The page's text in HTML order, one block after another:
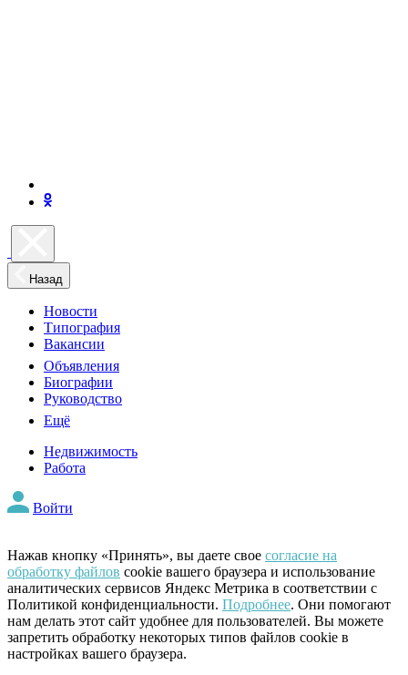
Назад
Новости
Типография
Вакансии
Объявления
Биографии
Руководство
Ещё
Недвижимость
Работа
Войти
Нажав кнопку «Принять», вы даете свое согласие на
обработку файлов cookie вашего браузера и использование
аналитических сервисов Яндекс Метрика в соответствии с
Политикой конфиденциальности. Подробнее. Они помогают
нам делать этот сайт удобнее для пользователей. Вы можете
запретить обработку некоторых типов файлов cookie в
настройках вашего браузера.